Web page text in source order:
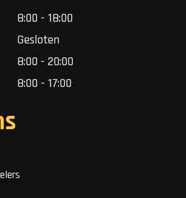
8:00 - 18:00
Gesloten
8:00 - 20:00
8:00 - 17:00